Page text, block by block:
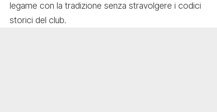
legame con la tradizione senza stravolgere i codici
storici del club.